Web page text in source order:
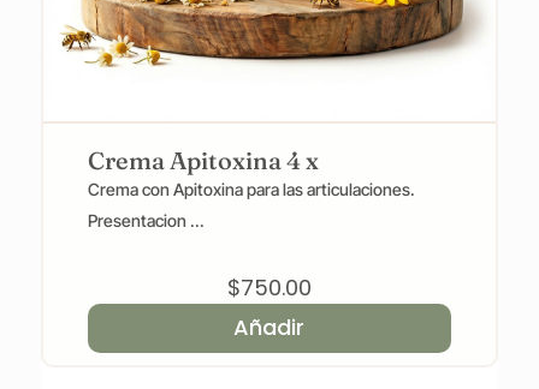
Crema Apitoxina 4 x
Crema con Apitoxina para las articulaciones.
Presentacion ...
$750.00
Añadir